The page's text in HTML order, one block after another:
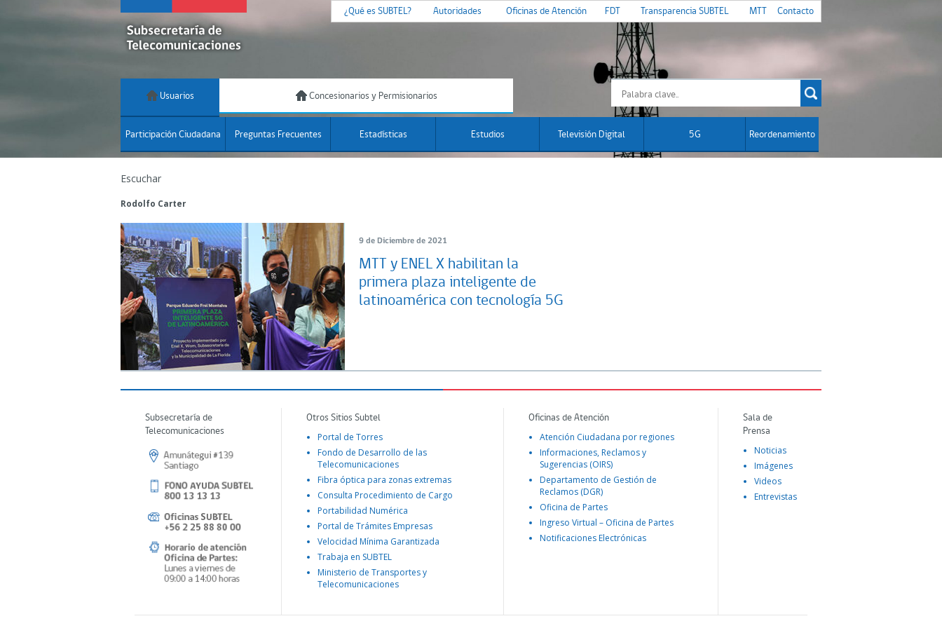
¿Qué es SUBTEL? Autoridades Oficinas de Atención FDT Transparencia SUBTEL MTT Contacto
Usuarios Concesionarios y Permisionarios
Participación Ciudadana Preguntas Frecuentes Estadísticas Estudios Televisión Digital 5G Reordenamiento
Escuchar
Rodolfo Carter
9 de Diciembre de 2021
MTT y ENEL X habilitan la
primera plaza inteligente de
latinoamérica con tecnología 5G
Subsecretaría de
Telecomunicaciones
Otros Sitios Subtel
Portal de Torres
Fondo de Desarrollo de las
Telecomunicaciones
Fibra óptica para zonas extremas
Consulta Procedimiento de Cargo
Portabilidad Numérica
Portal de Trámites Empresas
Velocidad Mínima Garantizada
Trabaja en SUBTEL
Ministerio de Transportes y
Telecomunicaciones
Oficinas de Atención
Atención Ciudadana por regiones
Informaciones, Reclamos y
Sugerencias (OIRS)
Departamento de Gestión de
Reclamos (DGR)
Oficina de Partes
Ingreso Virtual – Oficina de Partes
Notificaciones Electrónicas
Sala de
Prensa
Noticias
Imágenes
Videos
Entrevistas